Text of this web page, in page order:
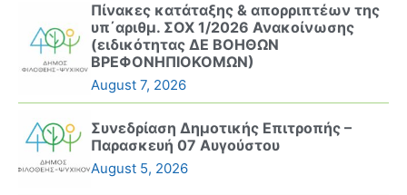
Πίνακες κατάταξης & απορριπτέων της
υπ΄αριθμ. ΣΟΧ 1/2026 Ανακοίνωσης
(ειδικότητας ΔΕ ΒΟΗΘΩΝ
ΒΡΕΦΟΝΗΠΙΟΚΟΜΩΝ)
August 7, 2026
Συνεδρίαση Δημοτικής Επιτροπής –
Παρασκευή 07 Αυγούστου
August 5, 2026